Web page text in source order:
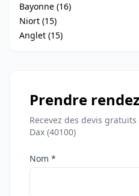
Bayonne (16)
Niort (15)
Anglet (15)
Prendre
Recevez des devis
Dax (40100)
Nom *